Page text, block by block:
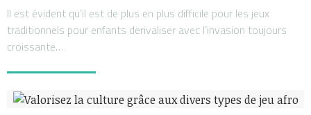
Il est évident qu’il est de plus en plus difficile pour les jeux
traditionnels pour enfants derivaliser avec l’invasion toujours
croissante…